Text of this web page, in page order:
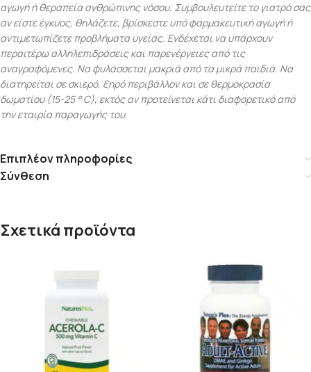
αγωγή ή θεραπεία ανθρώπινης νόσου. Συμβουλευτείτε το γιατρό σας
αν είστε έγκυος, θηλάζετε, βρίσκεστε υπό φαρμακευτική αγωγή ή
αντιμετωπίζετε προβλήματα υγείας. Ενδέχεται να υπάρχουν
περαιτέρω αλληλεπιδράσεις και παρενέργειες από τις
αναγραφόμενες. Να φυλάσσεται μακριά από τα μικρά παιδιά. Να
διατηρείται σε σκιερό, ξηρό περιβάλλον και σε θερμοκρασία
δωματίου (15-25 ° C), εκτός αν προτείνεται κάτι διαφορετικό από
την εταιρία παραγωγής του.
Επιπλέον πληροφορίες
Σύνθεση
Σχετικά προϊόντα